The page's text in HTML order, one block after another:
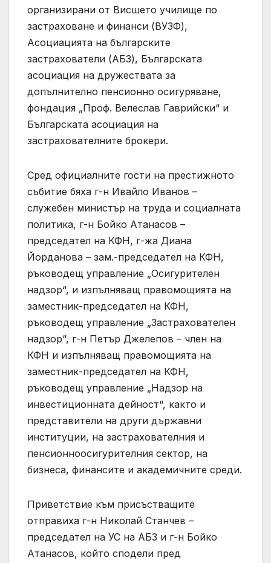
организирани от Висшето училище по
застраховане и финанси (ВУЗФ),
Асоциацията на българските
застрахователи (АБЗ), Българската
асоциация на дружествата за
допълнително пенсионно осигуряване,
фондация „Проф. Велеслав Гаврийски“ и
Българската асоциация на
застрахователните брокери.
Сред официалните гости на престижното
събитие бяха г-н Ивайло Иванов –
служебен министър на труда и социалната
политика, г-н Бойко Атанасов –
председател на КФН, г-жа Диана
Йорданова – зам.-председател на КФН,
ръководещ управление „Осигурителен
надзор“, и изпълняващ правомощията на
заместник-председател на КФН,
ръководещ управление „Застрахователен
надзор“, г-н Петър Джелепов – член на
КФН и изпълняващ правомощията на
заместник-председател на КФН,
ръководещ управление „Надзор на
инвестиционната дейност“, както и
представители на други държавни
институции, на застрахователния и
пенсионноосигурителния сектор, на
бизнеса, финансите и академичните среди.
Приветствие към присъстващите
отправиха г-н Николай Станчев –
председател на УС на АБЗ и г-н Бойко
Атанасов, който сподели пред